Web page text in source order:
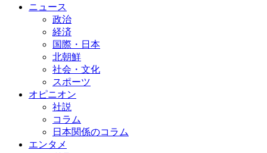
ニュース
政治
経済
国際・日本
北朝鮮
社会・文化
スポーツ
オピニオン
社説
コラム
日本関係のコラム
エンタメ